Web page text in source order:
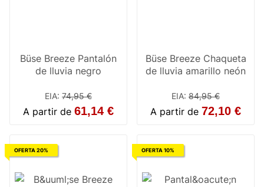
Büse Breeze Pantalón
de lluvia negro
EIA: 74,95 €
A partir de 61,14 €
Büse Breeze Chaqueta
de lluvia amarillo neón
EIA: 84,95 €
A partir de 72,10 €
OFERTA 20% OFERTA 10%